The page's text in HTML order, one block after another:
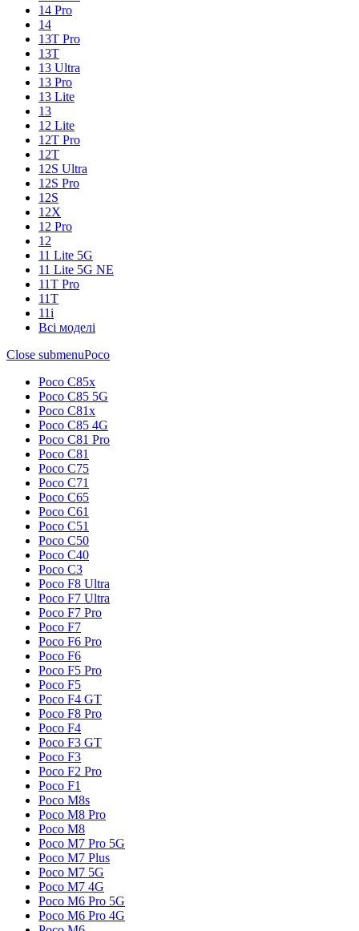
14 Pro
14
13T Pro
13T
13 Ultra
13 Pro
13 Lite
13
12 Lite
12T Pro
12T
12S Ultra
12S Pro
12S
12X
12 Pro
12
11 Lite 5G
11 Lite 5G NE
11T Pro
11T
11i
Всі моделі
Close submenuPoco
Poco C85x
Poco C85 5G
Poco C81x
Poco C85 4G
Poco C81 Pro
Poco C81
Poco C75
Poco C71
Poco C65
Poco C61
Poco C51
Poco C50
Poco C40
Poco C3
Poco F8 Ultra
Poco F7 Ultra
Poco F7 Pro
Poco F7
Poco F6 Pro
Poco F6
Poco F5 Pro
Poco F5
Poco F4 GT
Poco F8 Pro
Poco F4
Poco F3 GT
Poco F3
Poco F2 Pro
Poco F1
Poco M8s
Poco M8 Pro
Poco M8
Poco M7 Pro 5G
Poco M7 Plus
Poco M7 5G
Poco M7 4G
Poco M6 Pro 5G
Poco M6 Pro 4G